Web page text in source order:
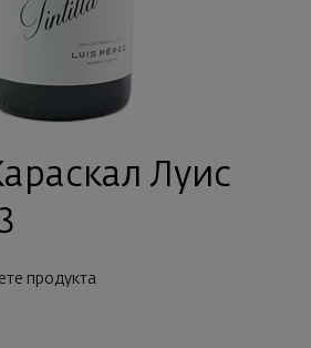
Луис
продукта